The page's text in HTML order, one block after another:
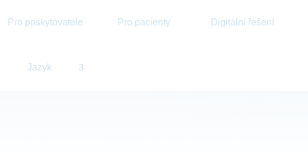
Pro poskytovatele Pro pacienty Digitální řešení
Jazyk